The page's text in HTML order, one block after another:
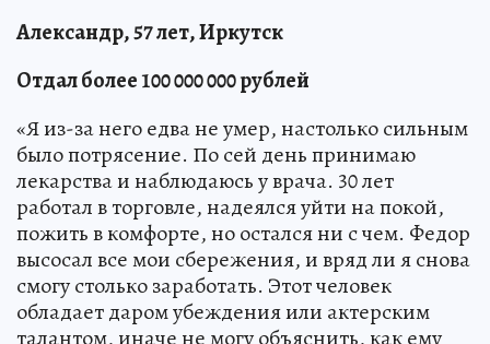
Александр, 57 лет, Иркутск
Отдал более 100 000 000 рублей
«Я из-за него едва не умер, настолько сильным
было потрясение. По сей день принимаю
лекарства и наблюдаюсь у врача. 30 лет
работал в торговле, надеялся уйти на покой,
пожить в комфорте, но остался ни с чем. Федор
высосал все мои сбережения, и вряд ли я снова
смогу столько заработать. Этот человек
обладает даром убеждения или актерским
талантом, иначе не могу объяснить, как ему